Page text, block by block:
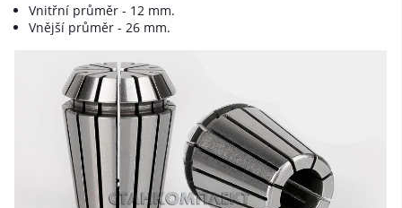
Vnitřní průměr - 12 mm.
Vnější průměr - 26 mm.